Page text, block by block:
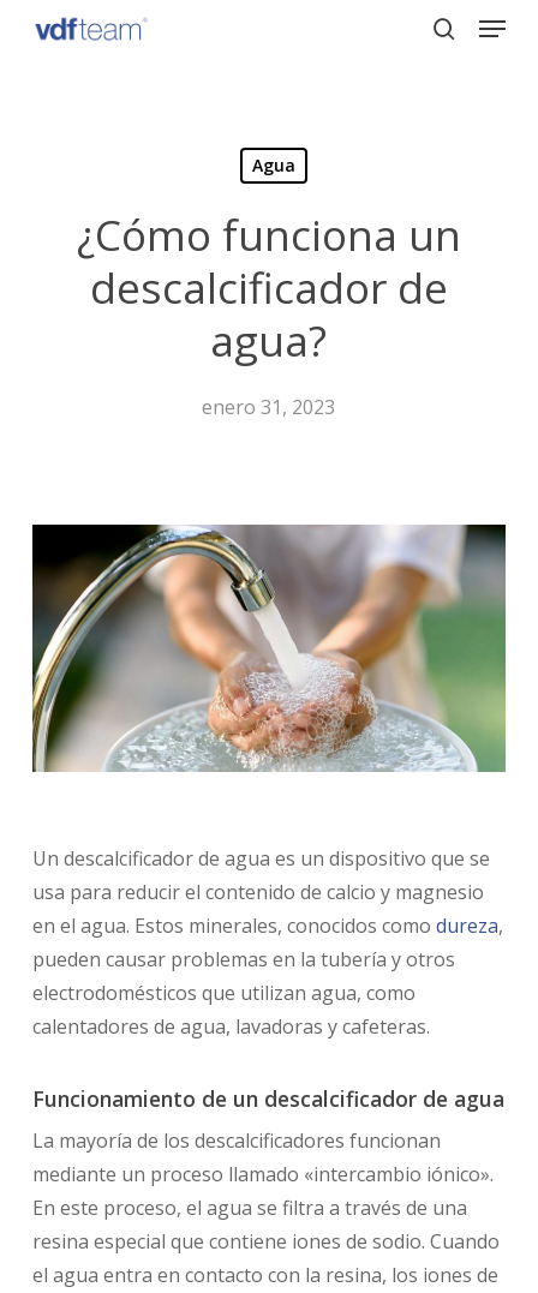
Menu
Agua
¿Cómo funciona un
descalcificador de
agua?
enero 31, 2023
Un descalcificador de agua es un dispositivo que se
usa para reducir el contenido de calcio y magnesio
en el agua. Estos minerales, conocidos como dureza,
pueden causar problemas en la tubería y otros
electrodomésticos que utilizan agua, como
calentadores de agua, lavadoras y cafeteras.
Funcionamiento de un descalcificador de agua
La mayoría de los descalcificadores funcionan
mediante un proceso llamado «intercambio iónico».
En este proceso, el agua se filtra a través de una
resina especial que contiene iones de sodio. Cuando
el agua entra en contacto con la resina, los iones de